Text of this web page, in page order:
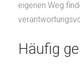
eigenen Weg
Häufig